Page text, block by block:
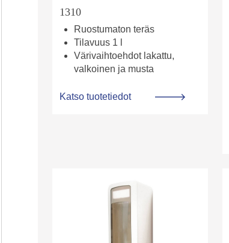
1310
Ruostumaton teräs
Tilavuus 1 l
Värivaihtoehdot lakattu,
valkoinen ja musta
Katso tuotetiedot